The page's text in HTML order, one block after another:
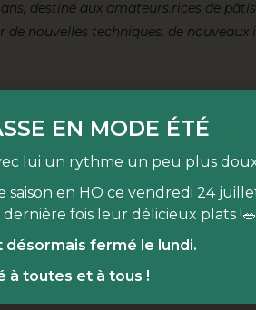
destiné aux amateurs.rices de
de nouvelles techniques, de nouveaux
durable & joyeuse
17e). Venez vous régaler en HO
espace deprogrammation
rencontres, projections et animations
notre food court haut en
EN MODE ÉTÉ
lui un rythme un peu plus
saison en HO ce vendredi 24
fois leur délicieux plats !🥗
désormais fermé le lundi.
à toutes et à tous !